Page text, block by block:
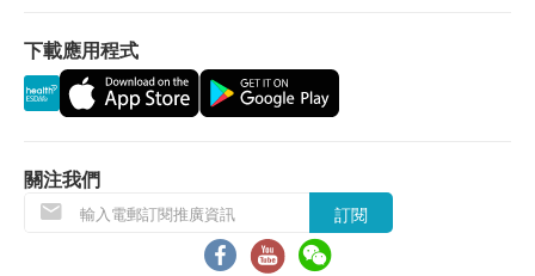
嗜鹼性白血球
嗜鹼粒白血球計數
嗜酸性白血球計數
淋巴性白血球
淋巴白血球計數
*取報告前請聯絡童珀醫療
郵寄報告
b.國內或澳門收取$50郵費；
c.海外收取$100郵費
下載應用程式
關注我們
訂閱